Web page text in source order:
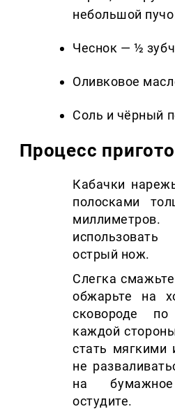
небольшой
Чеснок — ½
Оливковое
Соль и чёрный
Процесс
Кабачки
полосками
острый нож.
Слегка
обжарьте на
сковороде
каждой
стать мягкими
не
на
остудите.